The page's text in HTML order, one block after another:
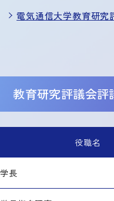
電気通信大学教育研究
教育研究評議会評
役職名
学長